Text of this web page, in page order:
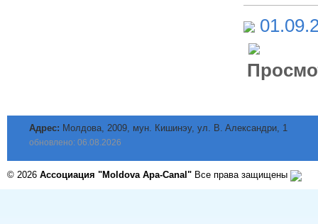
Адрес: Молдова, 2009, мун. Кишинэу, ул. B. Aлександри, 1
обновлено: 06.08.2026
© 2026 Ассоциация "Moldova Apa-Canal" Все права защищены